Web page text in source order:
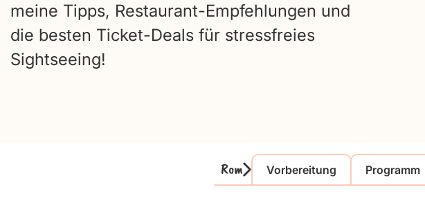
meine Tipps, Restaurant-Empfehlungen und
die besten Ticket-Deals für stressfreies
Sightseeing!
Rom Vorbereitung Programm